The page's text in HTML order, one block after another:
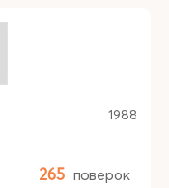
1988
265 поверок